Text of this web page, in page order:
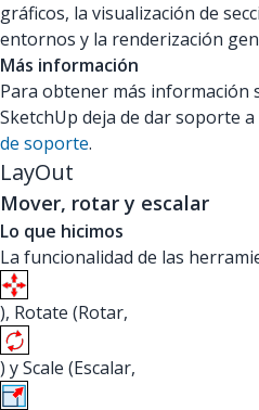
gráficos, la visualización de
entornos y la renderización
Más información
Para obtener más información
SketchUp deja de dar soporte
de soporte.
LayOut
Mover, rotar y escalar
Lo que hicimos
La funcionalidad de las
), Rotate (Rotar,
) y Scale (Escalar,